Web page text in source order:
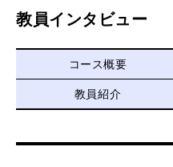
教員インタビュー
コース概要
教員紹介